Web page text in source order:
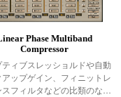
Phase Multiband
Compressor
ティブスレッショルドや自動
アップゲイン、フィニットレ
フィルタなどの比類のない